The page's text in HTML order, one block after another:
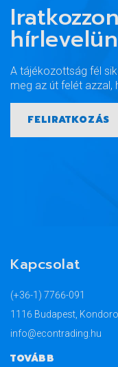
A tájékozottság fél
meg az út felét azzal,
FELIRATKOZÁS
Kapcsolat
(+36-1) 7766-091
1116 Budapest,
info@econtrading.hu
TOVÁBB